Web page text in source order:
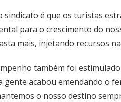
sindicato é que os turistas
para o crescimento do
mais, injetando recursos
também foi
acabou emendando o
o nosso destino